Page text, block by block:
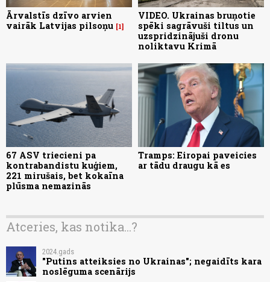
Ārvalstīs dzīvo arvien
vairāk Latvijas pilsoņu 1
VIDEO. Ukrainas bruņotie
spēki sagrāvuši tiltus un
uzspridzinājuši dronu
noliktavu Krimā
67 ASV triecieni pa
kontrabandistu kuģiem,
221 mirušais, bet kokaīna
plūsma nemazinās
Tramps: Eiropai paveicies
ar tādu draugu kā es
Atceries, kas notika...?
2024.gads
"Putins atteiksies no Ukrainas"; negaidīts kara
noslēguma scenārijs